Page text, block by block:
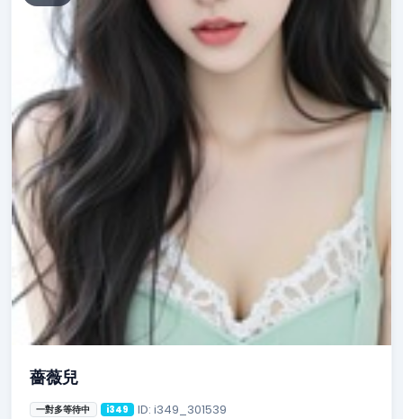
薔薇兒
一對多等待中 i349 ID: i349_301539